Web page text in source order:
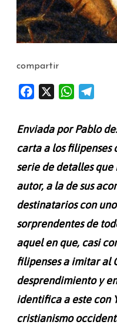
compartir
b
o
o
k
W
s
A
p
l
g
r
a
Enviada por Pablo
carta a los filipenses
serie de detalles que
autor, a la de sus
destinatarios con
sorprendentes de
aquel en que, casi
filipenses a imitar al
desprendimiento y
identifica a este con
cristianismo